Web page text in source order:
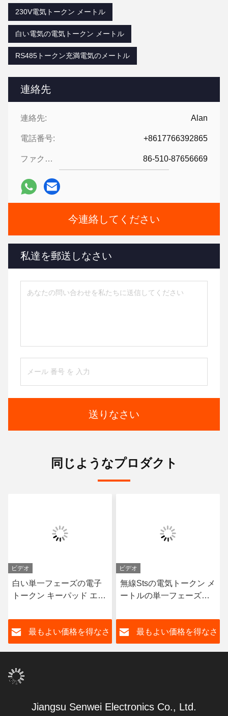
連絡先
連絡先: Alan
電話番号: +8617766392865
ファクシミリ: 86-510-87656669
今連絡してください
私達を郵送しなさい
送りなさい
230V電気トークン メートル
白い電気の電気トークン メートル
RS485トークン充満電気のメートル
同じようなプロダクト
ビデオ
白い単一フェーズの電子
トークン キーパッド エネ
セリウムを前払いした
最もよい価格を得なさ
ビデオ
無線Stsの電気トークン メ
ートルの単一フェーズの
メートル0.004Ib
最もよい価格を得なさ
Jiangsu Senwei Electronics Co., Ltd.